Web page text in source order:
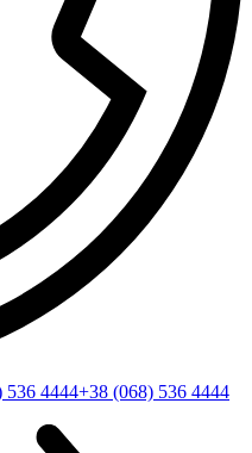
536 4444+38 (068) 536 4444